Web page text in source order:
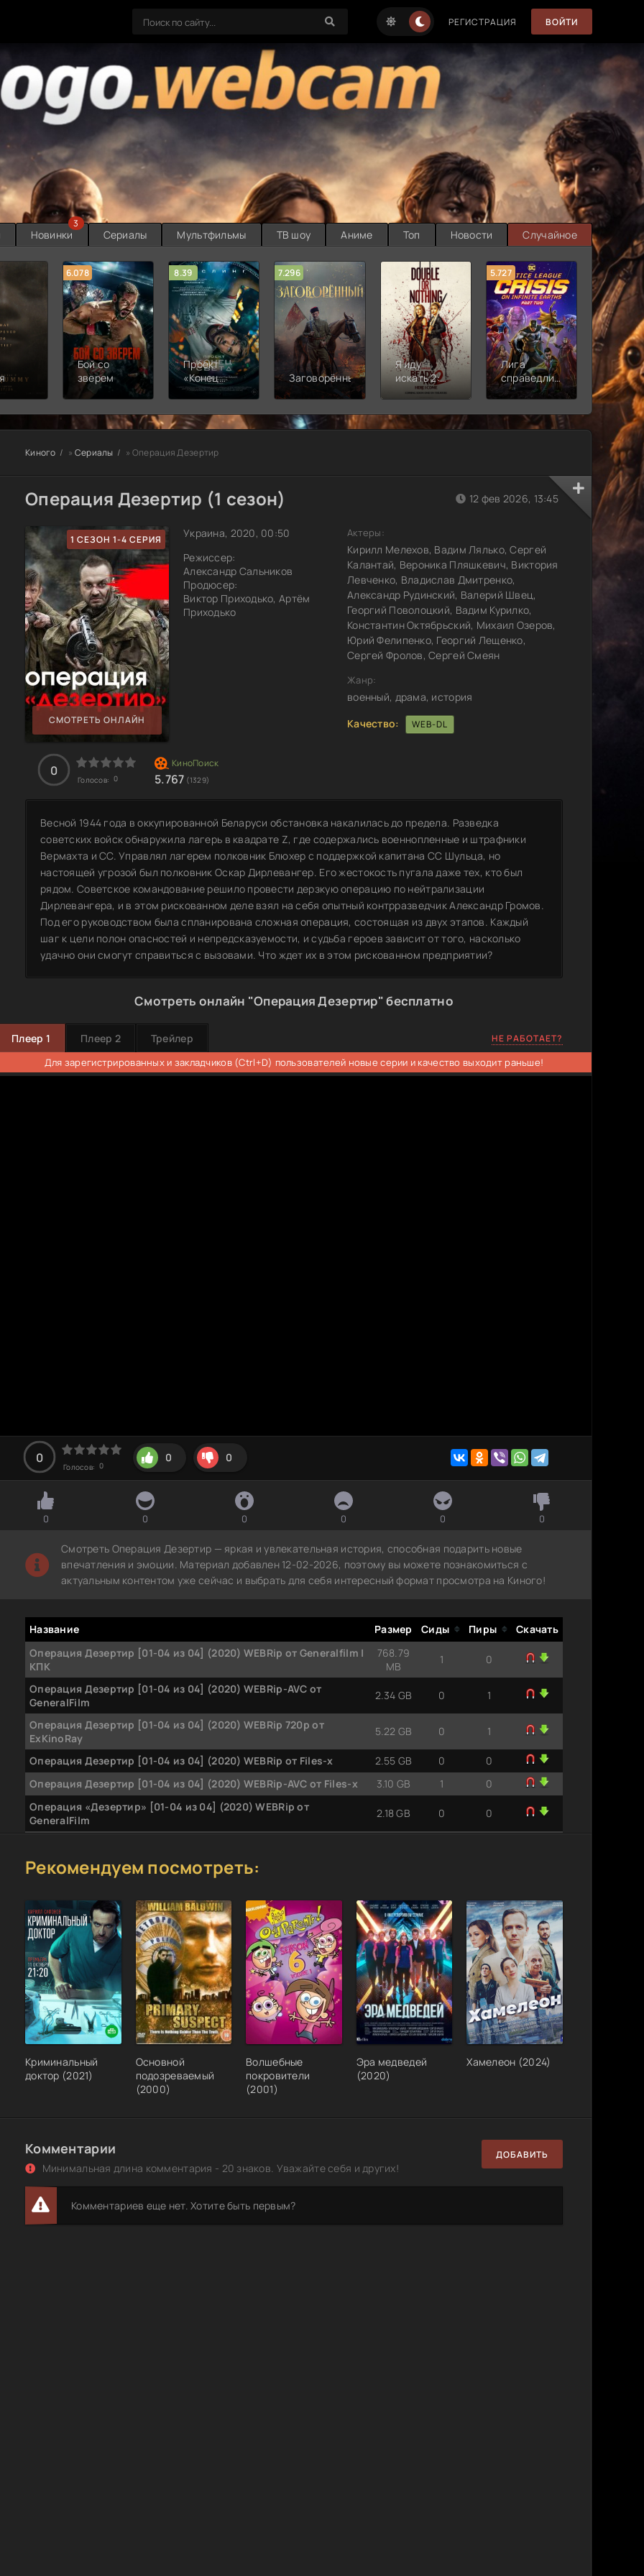
РЕГИСТРАЦИЯ ВОЙТИ
Новинки
3
Сериалы Мультфильмы ТВ шоу Аниме Топ Новости Случайное
6.078
Бой со
зверем
8.39
Проект
«Конец
света»
7.296
Заговорённый
Я иду
искать 2:
Вот и я
5.727
Лига
справедливости:
Кризис на
землях.
Часть 2
8.889
Новая
смена
Киного » Сериалы » Операция Дезертир
Операция Дезертир (1 сезон)
1 СЕЗОН 1-4 СЕРИЯ
СМОТРЕТЬ ОНЛАЙН
Украина, 2020, 00:50
Режиссер:
Александр Сальников
Продюсер:
Виктор Приходько, Артём
Приходько
12 фев 2026, 13:45
Актеры:
Кирилл Мелехов, Вадим Лялько, Сергей
Калантай, Вероника Пляшкевич, Виктория
Левченко, Владислав Дмитренко,
Александр Рудинский, Валерий Швец,
Георгий Поволоцкий, Вадим Курилко,
Константин Октябрьский, Михаил Озеров,
Юрий Фелипенко, Георгий Лещенко,
Сергей Фролов, Сергей Смеян
Жанр:
военный, драма, история
Качество:
WEB-DL
0
Голосов: 0 5.767 (1329)
Весной 1944 года в оккупированной Беларуси обстановка накалилась до предела. Разведка
советских войск обнаружила лагерь в квадрате Z, где содержались военнопленные и штрафники
Вермахта и СС. Управлял лагерем полковник Блюхер с поддержкой капитана СС Шульца, но
настоящей угрозой был полковник Оскар Дирлевангер. Его жестокость пугала даже тех, кто был
рядом. Советское командование решило провести дерзкую операцию по нейтрализации
Дирлевангера, и в этом рискованном деле взял на себя опытный контрразведчик Александр Громов.
Под его руководством была спланирована сложная операция, состоящая из двух этапов. Каждый
шаг к цели полон опасностей и непредсказуемости, и судьба героев зависит от того, насколько
удачно они смогут справиться с вызовами. Что ждет их в этом рискованном предприятии?
Смотреть онлайн "Операция Дезертир" бесплатно
Плеер 1 Плеер 2 Трейлер НЕ РАБОТАЕТ?
Для зарегистрированных и закладчиков (Ctrl+D) пользователей новые серии и качество выходит раньше!
0
Голосов: 0
0 0
0 0 0 0 0 0
Смотреть Операция Дезертир — яркая и увлекательная история, способная подарить новые
впечатления и эмоции. Материал добавлен 12-02-2026, поэтому вы можете познакомиться с
актуальным контентом уже сейчас и выбрать для себя интересный формат просмотра на Киного!
Название Размер Сиды Пиры
Скачать
Операция Дезертир [01-04 из 04] (2020) WEBRip от Generalfilm |
КПК
768.79
MB
1 0
Операция Дезертир [01-04 из 04] (2020) WEBRip-AVC от
GeneralFilm
2.34 GB 0 1
Операция Дезертир [01-04 из 04] (2020) WEBRip 720p от
ExKinoRay
5.22 GB 0 1
Операция Дезертир [01-04 из 04] (2020) WEBRip от Files-x 2.55 GB 0
0
Операция Дезертир [01-04 из 04] (2020) WEBRip-AVC от Files-х
3.10 GB 1
0
Операция «Дезертир» [01-04 из 04] (2020) WEBRip от
GeneralFilm
2.18 GB 0 0
Операция Дезертир [01-04 из 04] (2020) SATRip от Files-x
Операция Дезертир (2020) WEB-DLRip (сезон 1, серии 1-4 из 4)
2.18 GB 1
0
Операция Дезертир (2020) WEB-DLRip [H.264/720p-LQ] (сезон 1,
серии 1-4 из 4)
5.22 GB 1 0
Рекомендуем посмотреть:
Криминальный
доктор (2021)
Основной
подозреваемый
(2000)
Волшебные
покровители
(2001)
Эра медведей
(2020)
Хамелеон (2024)
Комментарии
Минимальная длина комментария - 20 знаков. Уважайте себя и других!
ДОБАВИТЬ
Комментариев еще нет. Хотите быть первым?